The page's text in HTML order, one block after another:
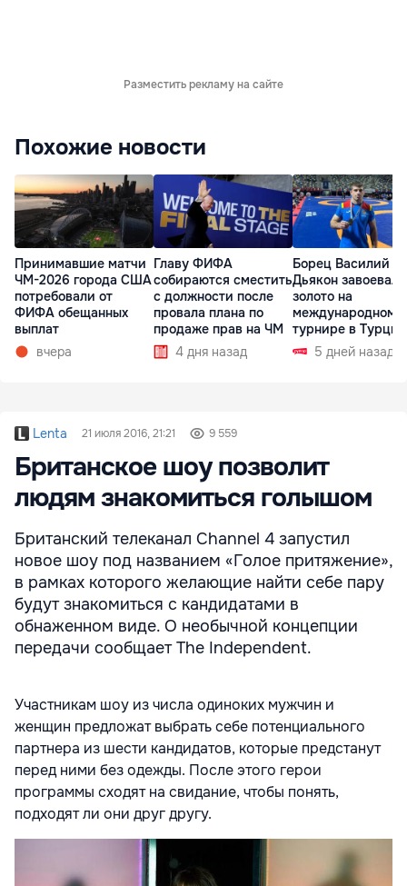
Разместить рекламу на сайте
Похожие новости
Принимавшие матчи
ЧМ-2026 города США
потребовали от
ФИФА обещанных
выплат
вчера
Главу ФИФА
собираются сместить
с должности после
провала плана по
продаже прав на ЧМ
4 дня назад
Борец Василий
Дьякон завоевал
золото на
международном
турнире в Турции
5 дней назад
Lenta 21 июля 2016, 21:21 9 559
Британское шоу позволит
людям знакомиться голышом
Британский телеканал Channel 4 запустил
новое шоу под названием «Голое притяжение»,
в рамках которого желающие найти себе пару
будут знакомиться с кандидатами в
обнаженном виде. О необычной концепции
передачи сообщает The Independent.
Участникам шоу из числа одиноких мужчин и
женщин предложат выбрать себе потенциального
партнера из шести кандидатов, которые предстанут
перед ними без одежды. После этого герои
программы сходят на свидание, чтобы понять,
подходят ли они друг другу.